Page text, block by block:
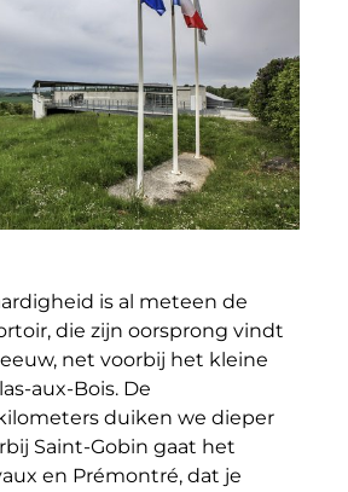
is al meteen de
die zijn oorsprong vindt
eeuw, net voorbij het kleine
aux-Bois. De
duiken we dieper
Saint-Gobin gaat het
en Prémontré, dat je